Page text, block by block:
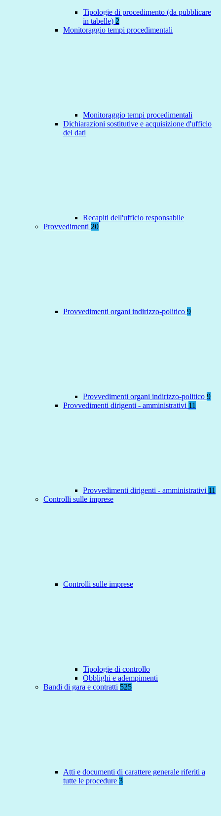
Tipologie di procedimento (da pubblicare
in tabelle) 2
Monitoraggio tempi procedimentali
Monitoraggio tempi procedimentali
Dichiarazioni sostitutive e acquisizione d'ufficio
dei dati
Recapiti dell'ufficio responsabile
Provvedimenti 20
Provvedimenti organi indirizzo-politico 9
Provvedimenti organi indirizzo-politico 9
Provvedimenti dirigenti - amministrativi 11
Provvedimenti dirigenti - amministrativi 11
Controlli sulle imprese
Controlli sulle imprese
Tipologie di controllo
Obblighi e adempimenti
Bandi di gara e contratti 525
Atti e documenti di carattere generale riferiti a
tutte le procedure 3